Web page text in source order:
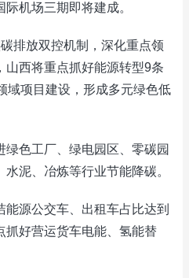
机场三期即将建成。
排放双控机制，深化重点领
山西将重点抓好能源转型9条
域项目建设，形成多元绿色低
色工厂、绿电园区、零碳园
泥、冶炼等行业节能降碳。
源公交车、出租车占比达到
抓好营运货车电能、氢能替